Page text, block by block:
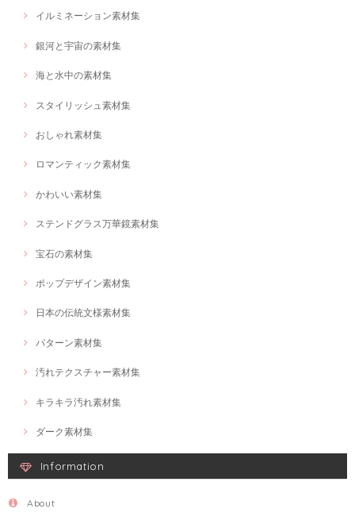
イルミネーション素材集
銀河と宇宙の素材集
海と水中の素材集
スタイリッシュ素材集
おしゃれ素材集
ロマンティック素材集
かわいい素材集
ステンドグラス万華鏡素材集
宝石の素材集
ポップデザイン素材集
日本の伝統文様素材集
パターン素材集
汚れテクスチャー素材集
キラキラ汚れ素材集
ダーク素材集
Information
About